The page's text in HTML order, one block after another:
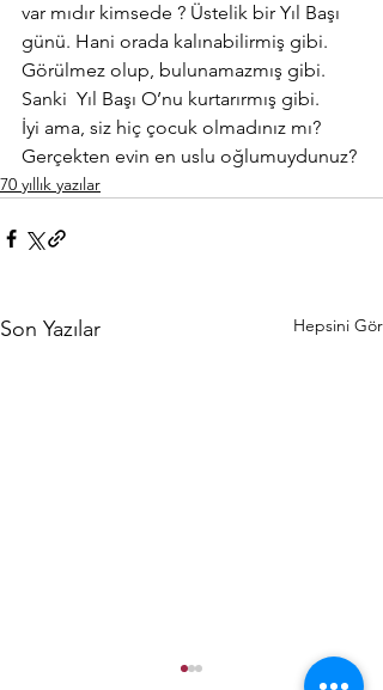
var mıdır kimsede ? Üstelik bir Yıl Başı
günü. Hani orada kalınabilirmiş gibi.
Görülmez olup, bulunamazmış gibi.
Sanki  Yıl Başı O’nu kurtarırmış gibi.
İyi ama, siz hiç çocuk olmadınız mı?
Gerçekten evin en uslu oğlumuydunuz?
70 yıllık yazılar
Son Yazılar Hepsini Gör